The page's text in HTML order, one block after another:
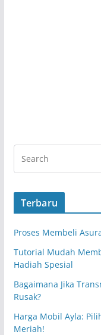
Terbaru
Proses Membeli
Tutorial Mudah
Hadiah Spesial
Bagaimana Jika
Rusak?
Harga Mobil Ayla:
Meriah!